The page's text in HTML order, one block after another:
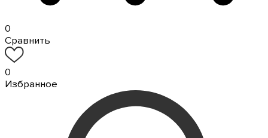
0
Сравнить
0
Избранное